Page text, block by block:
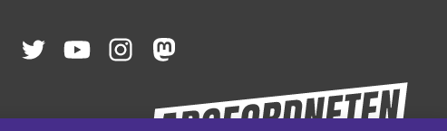
twitteryoutubeinstagrammastodon